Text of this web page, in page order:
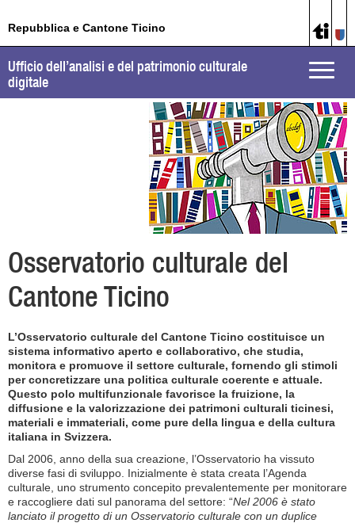
Repubblica e Cantone Ticino
Toggle
Ufficio dell’analisi e del patrimonio culturale
digitale
Osservatorio culturale del
Cantone Ticino
L’Osservatorio culturale del Cantone Ticino costituisce un
sistema informativo aperto e collaborativo, che studia,
monitora e promuove il settore culturale, fornendo gli stimoli
per concretizzare una politica culturale coerente e attuale.
Questo polo multifunzionale favorisce la fruizione, la
diffusione e la valorizzazione dei patrimoni culturali ticinesi,
materiali e immateriali, come pure della lingua e della cultura
italiana in Svizzera.
Dal 2006, anno della sua creazione, l’Osservatorio ha vissuto
diverse fasi di sviluppo. Inizialmente è stata creata l’Agenda
culturale, uno strumento concepito prevalentemente per monitorare
e raccogliere dati sul panorama del settore: “Nel 2006 è stato
lanciato il progetto di un Osservatorio culturale con un duplice